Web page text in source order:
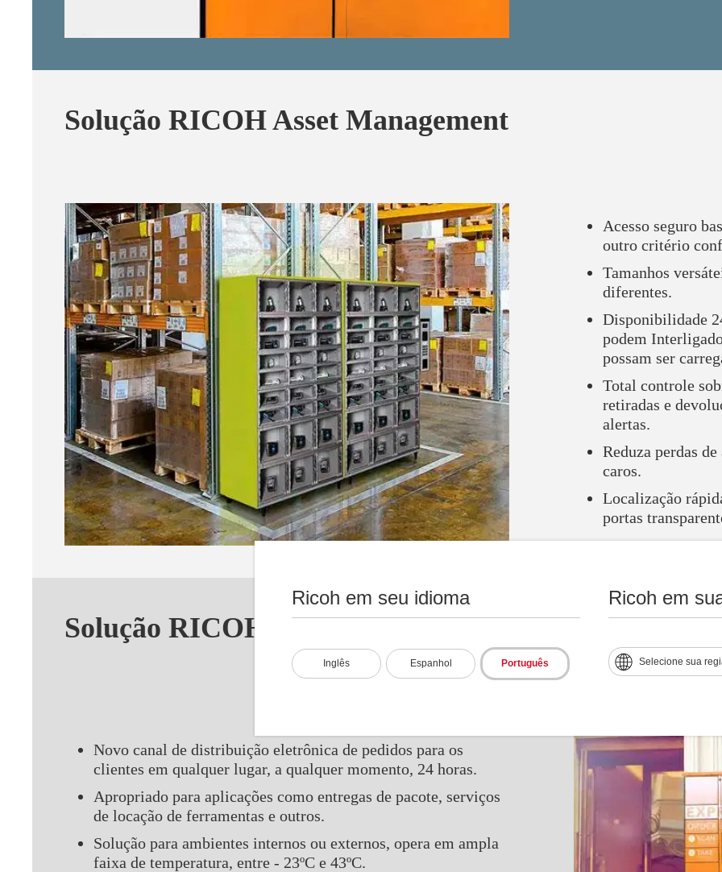
Ricoh em seu idioma
Inglês Espanhol Português
Ricoh em
Selecione sua
Solução RICOH Asset Management
Acesso seguro
outro critério
Tamanhos
diferentes.
Disponibilidade
podem
possam ser
Total controle
retiradas e
alertas.
Reduza perdas
caros.
Localização
portas
Solução RICOH Click And Collect
Novo canal de distribuição eletrônica de pedidos para os
clientes em qualquer lugar, a qualquer momento, 24 horas.
Apropriado para aplicações como entregas de pacote, serviços
de locação de ferramentas e outros.
Solução para ambientes internos ou externos, opera em ampla
faixa de temperatura, entre - 23ºC e 43ºC.